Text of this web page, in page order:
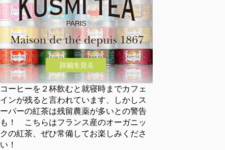
コーヒーを２杯飲むと就寝時までカフェ
インが残ると言われています、しかしス
ーパーの紅茶は残留農薬が多いとの警告
も！ こちらはフランス産のオーガニッ
クの紅茶、ぜひ常備してお楽しみくださ
い！